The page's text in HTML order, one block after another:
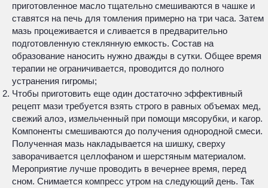
приготовленное масло тщательно смешиваются в чашке и
ставятся на печь для томления примерно на три часа. Затем
мазь процеживается и сливается в предварительно
подготовленную стеклянную емкость. Состав на
образование наносить нужно дважды в сутки. Общее время
терапии не ограничивается, проводится до полного
устранения гигромы;
Чтобы приготовить еще один достаточно эффективный
рецепт мази требуется взять строго в равных объемах мед,
свежий алоэ, измельченный при помощи мясорубки, и кагор.
Компоненты смешиваются до получения однородной смеси.
Полученная мазь накладывается на шишку, сверху
заворачивается целлофаном и шерстяным материалом.
Мероприятие лучше проводить в вечернее время, перед
сном. Снимается компресс утром на следующий день. Так